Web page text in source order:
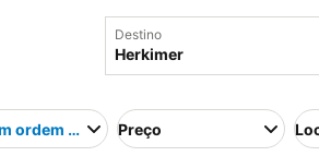
Destino
ordem crescentePreço